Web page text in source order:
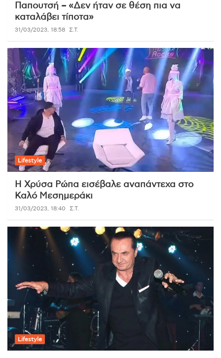
Παπουτσή – «Δεν ήταν σε θέση πια να
καταλάβει τίποτα»
31/03/2023, 18:58 Σ.Τ.
Lifestyle
Η Χρύσα Ρώπα εισέβαλε αναπάντεχα στο
Καλό Μεσημεράκι
31/03/2023, 18:40 Σ.Τ.
Lifestyle